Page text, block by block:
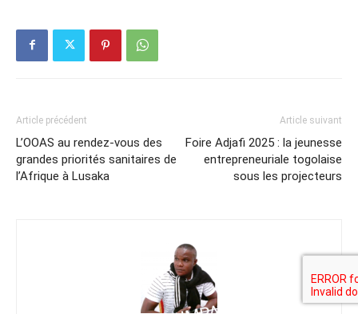
Article précédent
L’OOAS au rendez-vous des
grandes priorités sanitaires de
l’Afrique à Lusaka
Article suivant
Foire Adjafi 2025 : la jeunesse
entrepreneuriale togolaise
sous les projecteurs